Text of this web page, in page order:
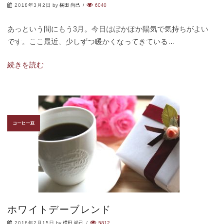
2018年3月2日 by 横田 尚己 / 6040
あっという間にもう3月。今日はぽかぽか陽気で気持ちがよい
です。ここ最近、少しずつ暖かくなってきている…
続きを読む
コーヒー豆
ホワイトデーブレンド
2018年2月15日 by 横田 尚己 / 5812